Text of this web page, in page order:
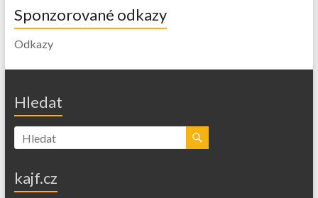
Sponzorované odkazy
Odkazy
Hledat
kajf.cz